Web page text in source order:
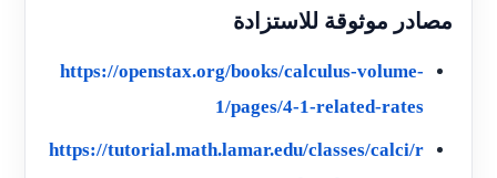
مصادر موثوقة للاستزادة
https://openstax.org/books/calculus-volume-
1/pages/4-1-related-rates
https://tutorial.math.lamar.edu/classes/calci/r